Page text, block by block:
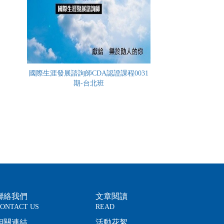
國際生涯發展諮詢師CDA認證課程0031
期-台北班
絡我們
US
關連結
文章閱讀
READ
活動花絮